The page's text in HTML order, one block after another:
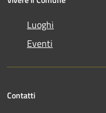
Luoghi
Eventi
Contatti